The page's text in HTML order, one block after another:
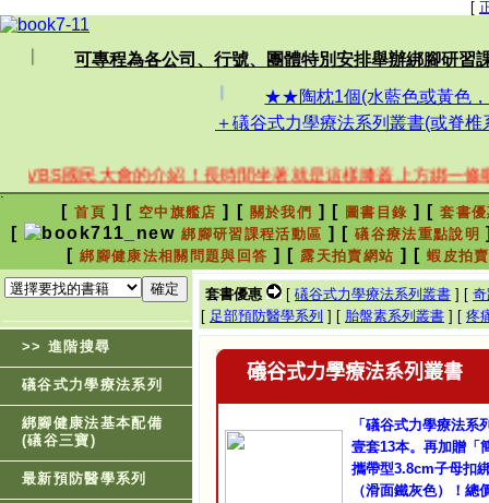
[
| | |
可專程為各公司、行號、團體特別安排舉辦綁腳研
| | |
★★陶枕1個(水藍色或黃色，
＋礒谷式力學療法系列叢書(或脊
國民大會的介紹！長時間坐著就是這樣膝蓋上方綁一條喔！
[首頁 ] [ 空中旗艦店 ] [ 關於我們 ] [ 圖書目錄 ] [套書
[ 綁腳研習課程活動區 ] [礒谷療法重點說明
[綁腳健康法相關問題與回答 ] [ 露天拍賣網站 ] [蝦皮拍
>> 進階搜尋
礒谷式力學療法系列
綁腳健康法基本配備
(礒谷三寶)
最新預防醫學系列
套書優惠 [ 礒谷式力學療法系列叢書 ] [
[ 足部預防醫學系列 ] [ 胎盤素系列叢書 ] [ 疼
礒谷式力學療法系列叢書
「礒谷式力學療法系
壹套13本。再加贈「
攜帶型3.8cm子母扣
（滑面鐵灰色）！總